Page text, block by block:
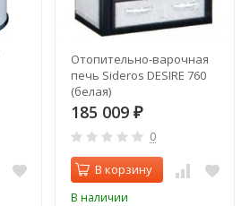
Отопительно-варочная
печь Sideros DESIRE 760
(белая)
185 009 ₽
0
В корзину
В наличии